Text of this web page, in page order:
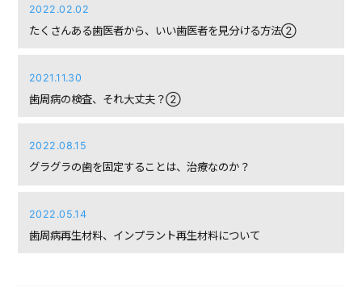
2022.02.02
たくさんある歯医者から、いい歯医者を見分ける方法②
2021.11.30
歯周病の検査、それ大丈夫？②
2022.08.15
グラグラの歯を固定することは、治療なのか？
2022.05.14
歯周病再生材料、インプラント再生材料について